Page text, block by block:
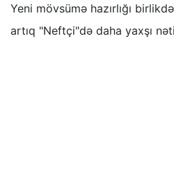
Yeni mövsümə hazırlığı
artıq "Neftçi"də daha yaxşı